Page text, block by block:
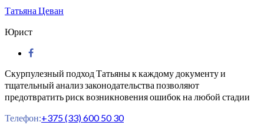
Татьяна Цеван
Юрист
Скурпулезный подход Татьяны к каждому документу и
тщательный анализ законодательства позволяют
предотвратить риск возникновения ошибок на любой стадии
Телефон:+375 (33) 600 50 30